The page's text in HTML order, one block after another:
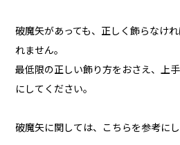
破魔矢があっても、正しく飾らなけ
れません。
最低限の正しい飾り方をおさえ、上
にしてください。
破魔矢に関しては、こちらを参考にし